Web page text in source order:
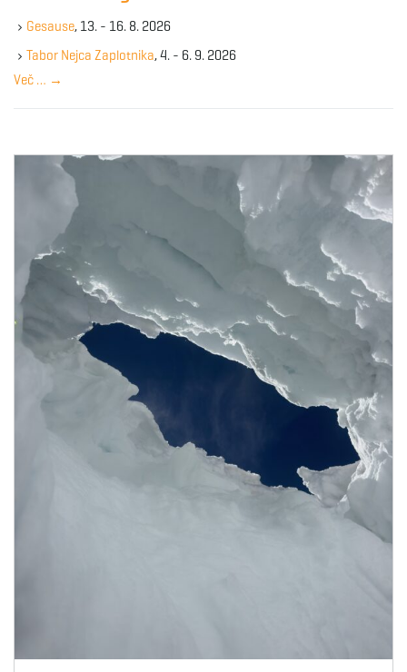
e
y
w
r
Gesause, 13. - 16. 8. 2026
Tabor Nejca Zaplotnika, 4. - 6. 9. 2026
Več … →